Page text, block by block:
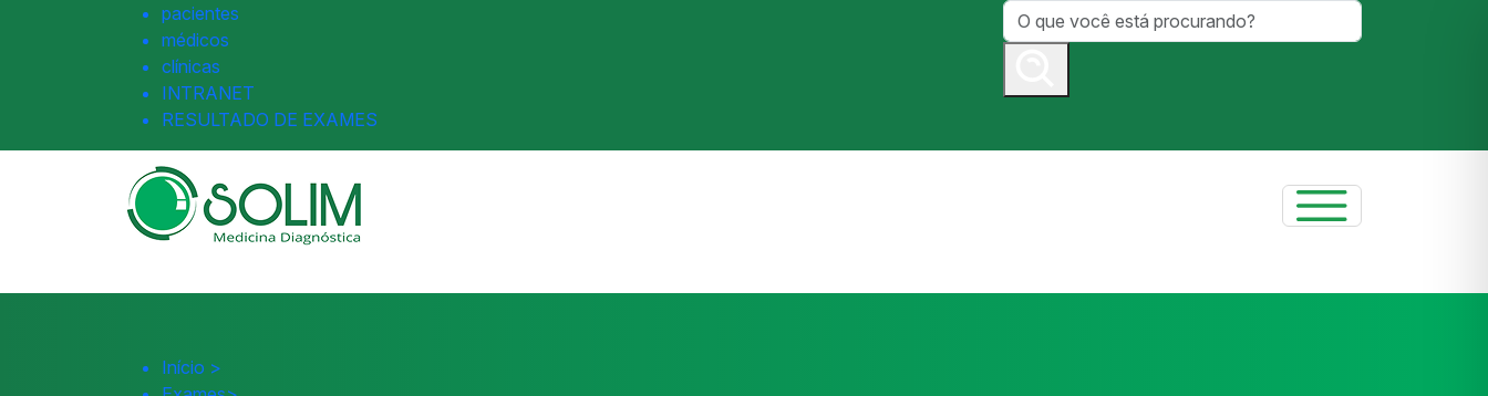
pacientes
médicos
clínicas
INTRANET
RESULTADO DE EXAMES
Início >